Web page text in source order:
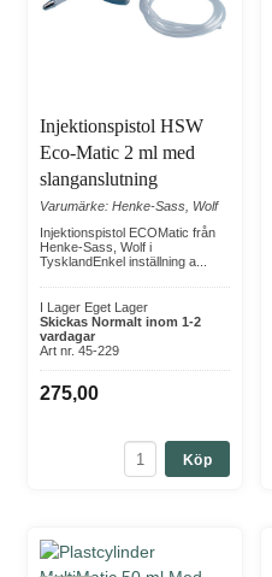
Injektionspistol HSW
Eco-Matic 2 ml med
slanganslutning
Varumärke: Henke-Sass, Wolf
Injektionspistol ECOMatic från
Henke-Sass, Wolf i
TysklandEnkel inställning a...
I Lager Eget Lager
Skickas Normalt inom 1-2
vardagar
Art nr. 45-229
275,00
Köp